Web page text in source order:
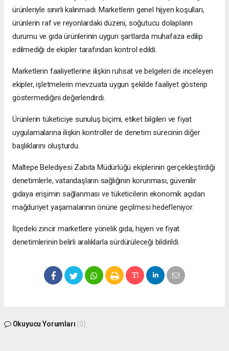
ürünleriyle sınırlı kalınmadı. Marketlerin genel hijyen koşulları,
ürünlerin raf ve reyonlardaki düzeni, soğutucu dolapların
durumu ve gıda ürünlerinin uygun şartlarda muhafaza edilip
edilmediği de ekipler tarafından kontrol edildi.
Marketlerin faaliyetlerine ilişkin ruhsat ve belgeleri de inceleyen
ekipler, işletmelerin mevzuata uygun şekilde faaliyet gösterip
göstermediğini değerlendirdi.
Ürünlerin tüketiciye sunuluş biçimi, etiket bilgileri ve fiyat
uygulamalarına ilişkin kontroller de denetim sürecinin diğer
başlıklarını oluşturdu.
Maltepe Belediyesi Zabıta Müdürlüğü ekiplerinin gerçekleştirdiği
denetimlerle, vatandaşların sağlığının korunması, güvenilir
gıdaya erişimin sağlanması ve tüketicilerin ekonomik açıdan
mağduriyet yaşamalarının önüne geçilmesi hedefleniyor.
İlçedeki zincir marketlere yönelik gıda, hijyen ve fiyat
denetimlerinin belirli aralıklarla sürdürüleceği bildirildi.
Okuyucu Yorumları (0)